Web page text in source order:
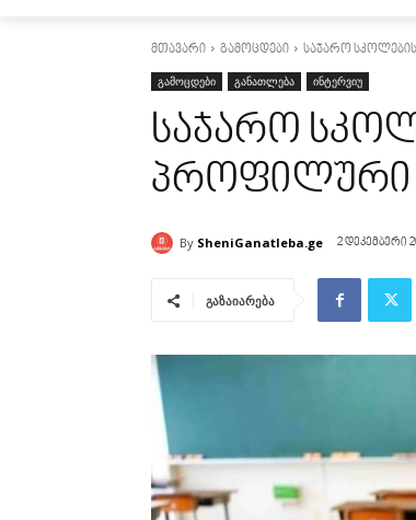
მთავარი გამოცდები საჯარო
გამოცდები განათლება ინტერვიუ
საჯარო
პროფილური
By SheniGanatleba.ge 2 დეკემბერი
გაზაიარება